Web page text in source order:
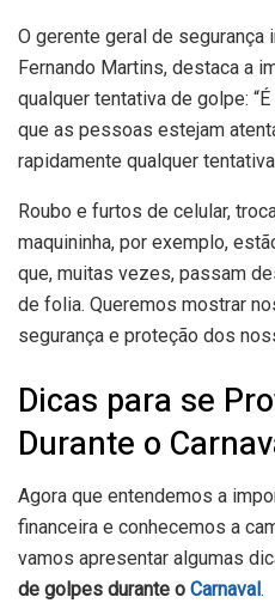
O gerente geral de segurança
Fernando Martins, destaca a
qualquer tentativa de golpe:
que as pessoas estejam
rapidamente qualquer
Roubo e furtos de celular,
maquininha, por exemplo,
que, muitas vezes, passam
de folia. Queremos mostrar
segurança e proteção dos
Dicas para se
Durante o
Agora que entendemos a
financeira e conhecemos a
vamos apresentar algumas
de golpes durante o Carnaval .